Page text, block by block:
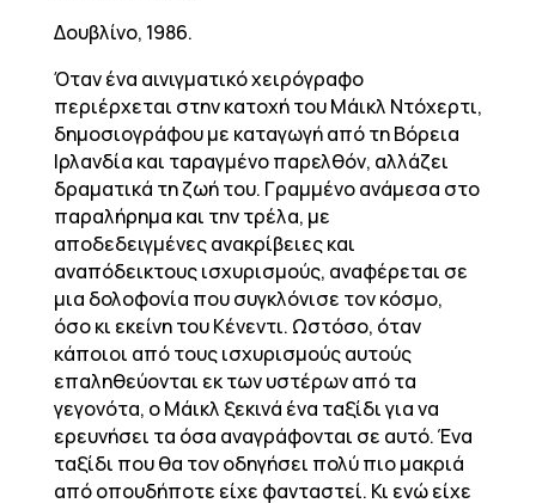
Δουβλίνο, 1986.
Όταν ένα αινιγματικό χειρόγραφο
περιέρχεται στην κατοχή του Μάικλ Ντόχερτι,
δημοσιογράφου με καταγωγή από τη Βόρεια
Ιρλανδία και ταραγμένο παρελθόν, αλλάζει
δραματικά τη ζωή του. Γραμμένο ανάμεσα στο
παραλήρημα και την τρέλα, με
αποδεδειγμένες ανακρίβειες και
αναπόδεικτους ισχυρισμούς, αναφέρεται σε
μια δολοφονία που συγκλόνισε τον κόσμο,
όσο κι εκείνη του Κένεντι. Ωστόσο, όταν
κάποιοι από τους ισχυρισμούς αυτούς
επαληθεύονται εκ των υστέρων από τα
γεγονότα, ο Μάικλ ξεκινά ένα ταξίδι για να
ερευνήσει τα όσα αναγράφονται σε αυτό. Ένα
ταξίδι που θα τον οδηγήσει πολύ πιο μακριά
από οπουδήποτε είχε φανταστεί. Κι ενώ είχε